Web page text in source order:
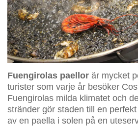
Fuengirolas paellor är mycket
turister som varje år besöker
Fuengirolas milda klimatet och
stränder gör staden till en
av en paella i solen på en